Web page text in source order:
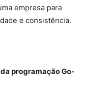
empresa para
e consistência.
programação Go-